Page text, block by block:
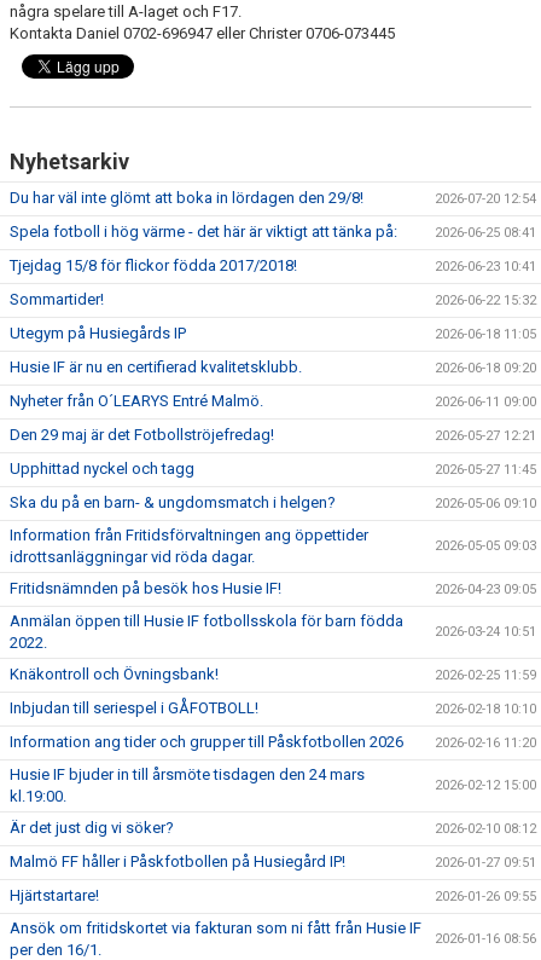
några spelare till A-laget och F17.
Kontakta Daniel 0702-696947 eller Christer 0706-073445
Nyhetsarkiv
Du har väl inte glömt att boka in lördagen den 29/8! 2026-07-20 12:54
Spela fotboll i hög värme - det här är viktigt att tänka på: 2026-06-25 08:41
Tjejdag 15/8 för flickor födda 2017/2018! 2026-06-23 10:41
Sommartider! 2026-06-22 15:32
Utegym på Husiegårds IP 2026-06-18 11:05
Husie IF är nu en certifierad kvalitetsklubb. 2026-06-18 09:20
Nyheter från O´LEARYS Entré Malmö. 2026-06-11 09:00
Den 29 maj är det Fotbollströjefredag! 2026-05-27 12:21
Upphittad nyckel och tagg 2026-05-27 11:45
Ska du på en barn- & ungdomsmatch i helgen? 2026-05-06 09:10
Information från Fritidsförvaltningen ang öppettider
idrottsanläggningar vid röda dagar.
2026-05-05 09:03
Fritidsnämnden på besök hos Husie IF! 2026-04-23 09:05
Anmälan öppen till Husie IF fotbollsskola för barn födda
2022.
2026-03-24 10:51
Knäkontroll och Övningsbank! 2026-02-25 11:59
Inbjudan till seriespel i GÅFOTBOLL! 2026-02-18 10:10
Information ang tider och grupper till Påskfotbollen 2026 2026-02-16 11:20
Husie IF bjuder in till årsmöte tisdagen den 24 mars
kl.19:00.
2026-02-12 15:00
Är det just dig vi söker? 2026-02-10 08:12
Malmö FF håller i Påskfotbollen på Husiegård IP! 2026-01-27 09:51
Hjärtstartare! 2026-01-26 09:55
Ansök om fritidskortet via fakturan som ni fått från Husie IF
per den 16/1.
2026-01-16 08:56